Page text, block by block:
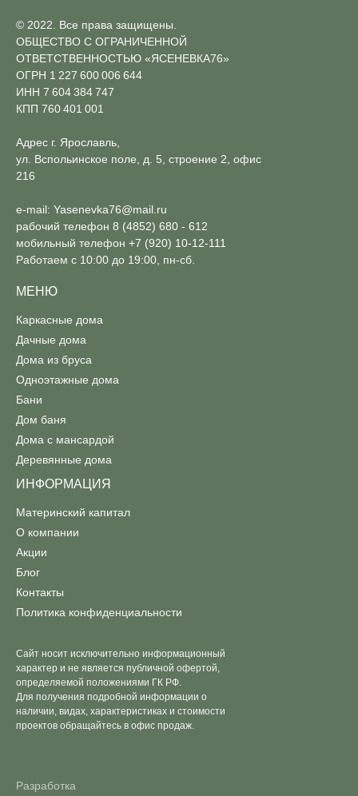
© 2022. Все права защищены.
ОБЩЕСТВО С ОГРАНИЧЕННОЙ
ОТВЕТСТВЕННОСТЬЮ «ЯСЕНЕВКА76»
ОГРН 1 227 600 006 644
ИНН 7 604 384 747
КПП 760 401 001
Адрес г. Ярославль,
ул. Вспольинское поле, д. 5, строение 2, офис
216
e-mail: Yasenevka76@mail.ru
рабочий телефон 8 (4852) 680 - 612
мобильный телефон +7 (920) 10-12-111
Работаем с 10:00 до 19:00, пн-сб.
Сайт носит исключительно информационный
характер и не является публичной офертой,
определяемой положениями ГК РФ.
Для получения подробной информации о
наличии, видах, характеристиках и стоимости
проектов обращайтесь в офис продаж.
МЕНЮ
Материнский капитал
О компании
Акции
Блог
Контакты
Политика конфиденциальности
Каркасные дома
Дачные дома
Дома из бруса
Одноэтажные дома
Бани
Дом баня
Дома с мансардой
Деревянные дома
ИНФОРМАЦИЯ
Разработка